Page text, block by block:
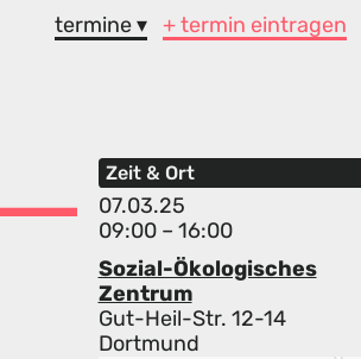
termine ▾ + termin eintragen
Zeit & Ort
07.03.25
09:00 – 16:00
Sozial-Ökologisches
Zentrum
Gut-Heil-Str. 12-14
Dortmund